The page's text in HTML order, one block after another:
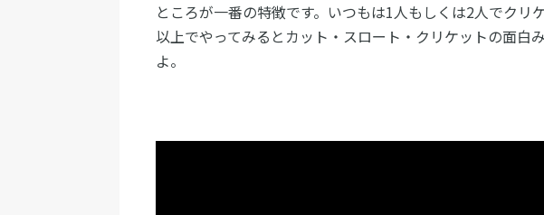
ところが一番の特徴です。いつもは1人もしくは2人でクリ
以上でやってみるとカット・スロート・クリケットの面白
よ。